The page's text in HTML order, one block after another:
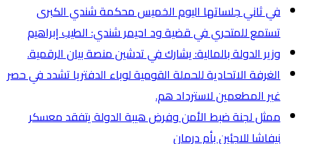
في ثاني جلساتها اليوم الخميس محكمة شندي الكبرى
تستمع للمتحري في قضية ود احيمر شندي: الطيب إبراهيم
وزير الدولة بالمالية: يشارك في تدشين منصة بيان الرقمية.
الغرفة الاتحادية للحملة القومية لوباء الدفتريا تشدد في حصر
غير المطعمين لاسترداد هم.
ممثل لجنة ضبط الأمن وفرض هيبة الدولة يتفقد معسكر
نيفاشا للاجئين بأم درمان